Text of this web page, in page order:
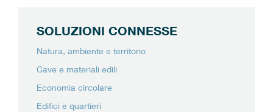
SOLUZIONI CONNESSE
Natura, ambiente e territorio
Cave e materiali edili
Economia circolare
Edifici e quartieri